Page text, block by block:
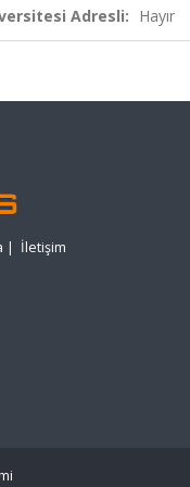
Adresli: Hayır
| İletişim